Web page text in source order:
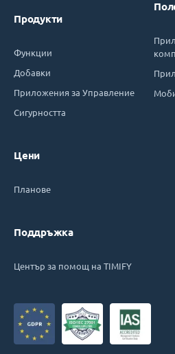
Продукти
Функции
Добавки
Приложения за Управление
Сигурността
Цени
Планове
Поддръжка
Център за помощ на TIMIFY